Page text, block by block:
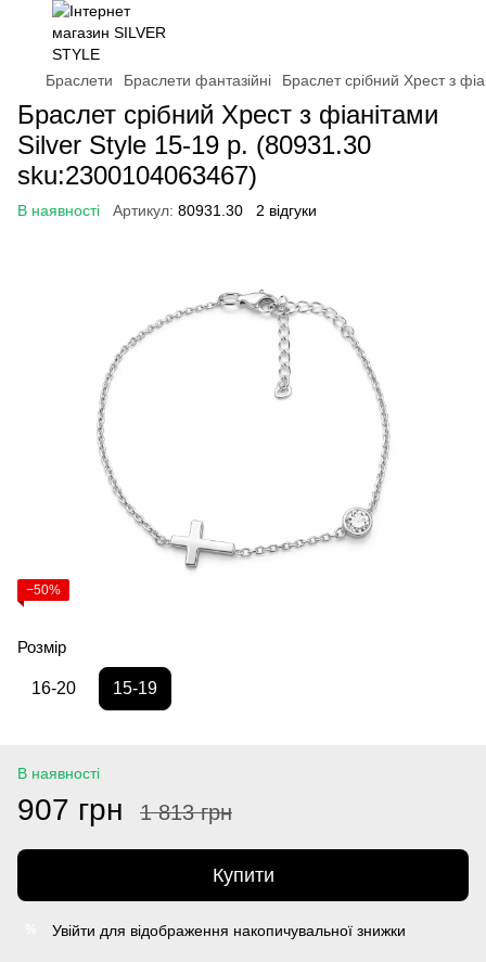
Браслети Браслети фантазійні Браслет срібний Хрест з
Браслет срібний Хрест з фіанітами
Silver Style 15-19 р. (80931.30
sku:2300104063467)
В наявності Артикул: 80931.30 2 відгуки
−50%
Розмір
16-20 15-19
В наявності
907 грн 1 813 грн
Купити
Увійти для відображення накопичувальної знижки